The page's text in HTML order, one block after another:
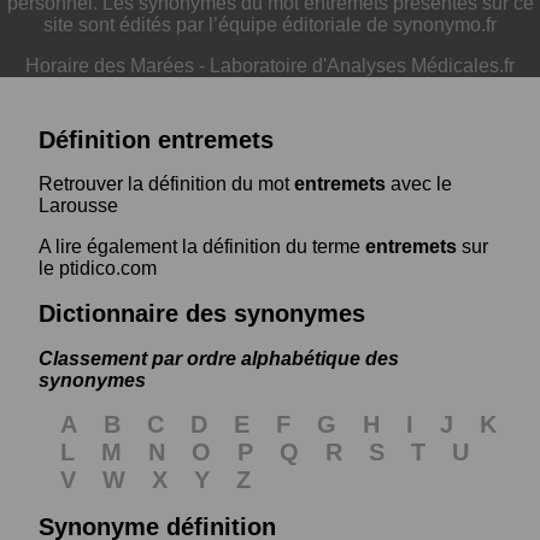
site sont édités par l’équipe éditoriale de synonymo.fr
Horaire des Marées - Laboratoire d'Analyses Médicales.fr
Définition entremets
Retrouver la définition du motentremets avec le
Larousse
A lire également la définition du terme entremets sur
le ptidico.com
Dictionnaire des synonymes
Classement par ordre alphabétique des
synonymes
A B C D E F G H I J
K
L
M N O P Q R S T
U
V
W X Y
Z
Synonyme définition